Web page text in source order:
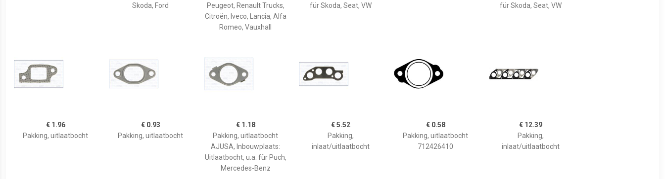
Skoda, Ford
Peugeot, Renault Trucks,
Citroën, Iveco, Lancia, Alfa
Romeo, Vauxhall
für Skoda, Seat, VW
für Skoda, Seat, VW
€ 1.96
Pakking, uitlaatbocht
€ 0.93
Pakking, uitlaatbocht
€ 1.18
Pakking, uitlaatbocht
AJUSA, Inbouwplaats:
Uitlaatbocht, u.a. für Puch,
Mercedes-Benz
€ 5.52
Pakking,
inlaat/uitlaatbocht
€ 0.58
Pakking, uitlaatbocht
712426410
€ 12.39
Pakking,
inlaat/uitlaatbocht